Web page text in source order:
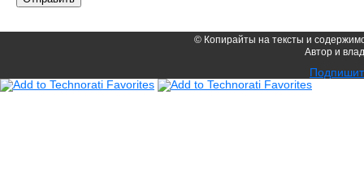
© Копирайты на тексты и
Автор и